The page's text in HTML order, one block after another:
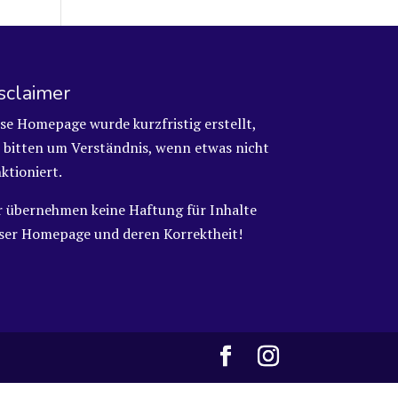
Homepage wurde kurzfristig erstellt,
um Verständnis, wenn etwas nicht
übernehmen keine Haftung für Inhalte
Homepage und deren Korrektheit!